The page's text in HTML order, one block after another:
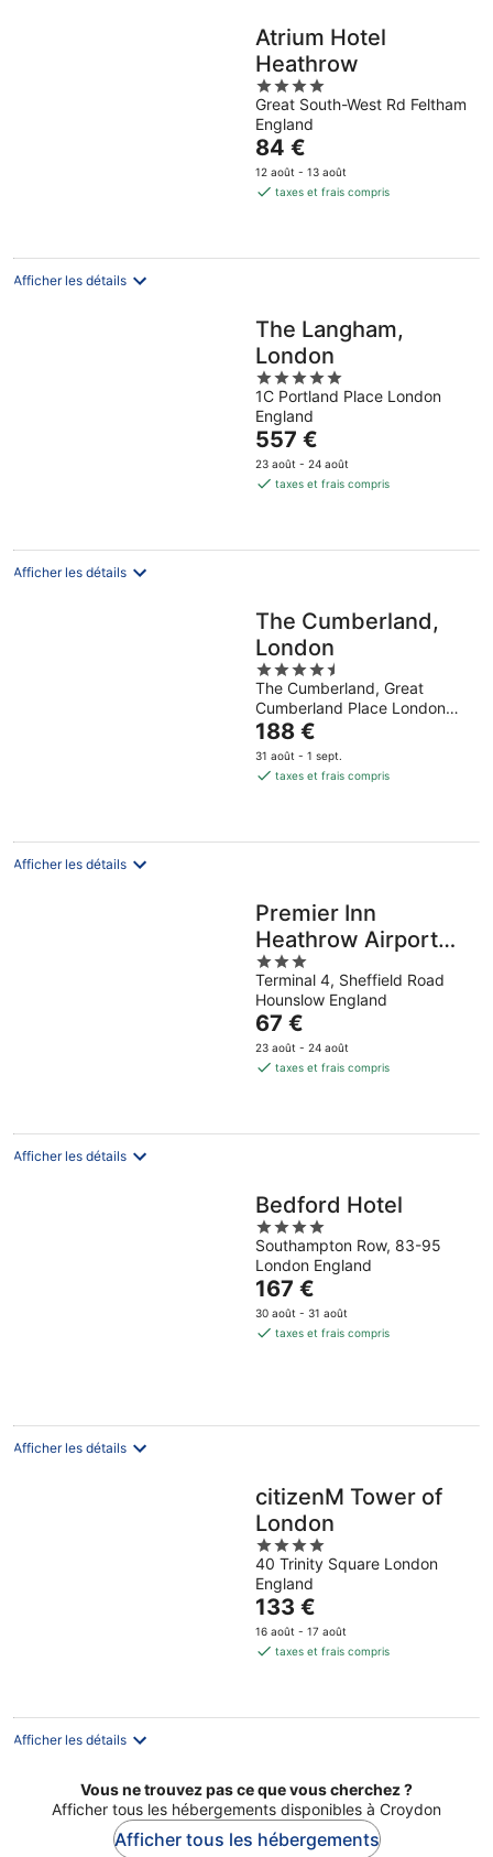
Atrium Hotel
Heathrow
4
out
of
5
Great South-West Rd Feltham
England
Le
prix
est
par
84 €
12 août - 13 août
taxes et frais compris
Afficher les détails
The Langham,
London
5
out
of
5
1C Portland Place London
England
Le
prix
est
par
557 €
23 août - 24 août
taxes et frais compris
Afficher les détails
The Cumberland,
London
4.5
out
of
5
The Cumberland, Great
Cumberland Place London
England
Le
prix
est
par
188 €
31 août - 1 sept.
taxes et frais compris
Afficher les détails
Premier Inn
Heathrow Airport
Terminal 4
3
out
of
5
Terminal 4, Sheffield Road
Hounslow England
Le
prix
est
par
67 €
23 août - 24 août
taxes et frais compris
Afficher les détails
Bedford Hotel
4
out
of
5
Southampton Row, 83-95
London England
Le
prix
est
167 €
30 août - 31 août
taxes et frais compris
Afficher les détails
citizenM Tower of
London
4
out
of
5
40 Trinity Square London
England
Le
prix
est
par
133 €
16 août - 17 août
taxes et frais compris
Afficher les détails
Vous ne trouvez pas ce que vous cherchez ?
Afficher tous les hébergements disponibles à Croydon
Afficher tous les hébergements